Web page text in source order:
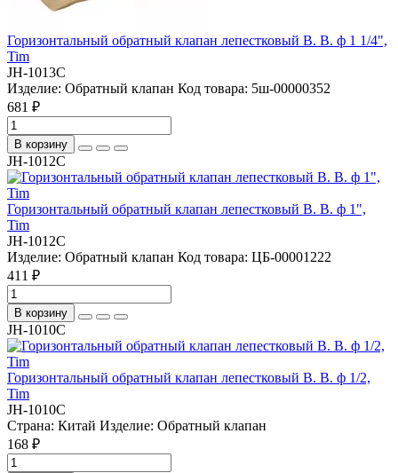
Горизонтальный обратный клапан лепестковый В. В. ф 1 1/4",
Tim
JH-1013C
Изделие: Обратный клапан Код товара: 5ш-00000352
681 ₽
В корзину
JH-1012C
Горизонтальный обратный клапан лепестковый В. В. ф 1",
Tim
JH-1012C
Изделие: Обратный клапан Код товара: ЦБ-00001222
411 ₽
В корзину
JH-1010C
Горизонтальный обратный клапан лепестковый В. В. ф 1/2,
Tim
JH-1010C
Страна: Китай Изделие: Обратный клапан
168 ₽